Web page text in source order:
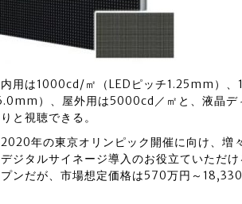
用は1000cd/㎡（LEDピッチ1.25mm）、
）、屋外用は5000cd／㎡と、液晶デ
と視聴できる。
年の東京オリンピック開催に向け、増
ジタルサイネージ導入のお役立ていただけ
ンだが、市場想定価格は570万円～18,330